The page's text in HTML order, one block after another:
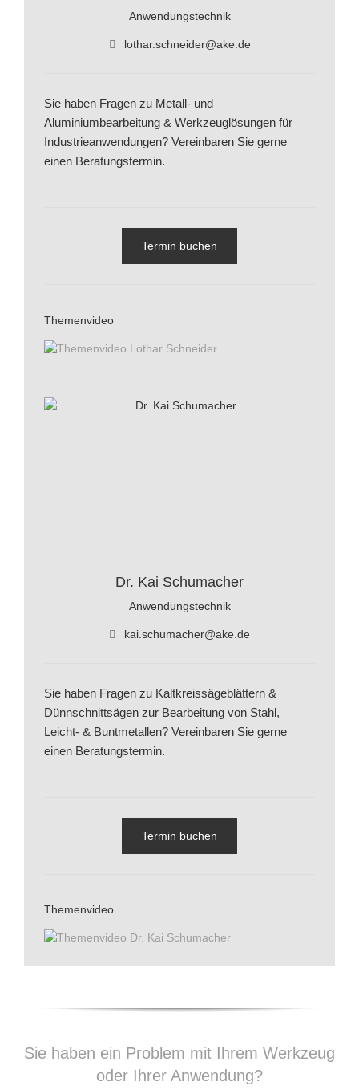
Anwendungstechnik
lothar.schneider@ake.de
Sie haben Fragen zu Metall- und
Aluminiumbearbeitung & Werkzeuglösungen für
Industrieanwendungen? Vereinbaren Sie gerne
einen Beratungstermin.
Termin buchen
Themenvideo
Dr. Kai Schumacher
Anwendungstechnik
kai.schumacher@ake.de
Sie haben Fragen zu Kaltkreissägeblättern &
Dünnschnittsägen zur Bearbeitung von Stahl,
Leicht- & Buntmetallen? Vereinbaren Sie gerne
einen Beratungstermin.
Termin buchen
Themenvideo
Sie haben ein Problem mit Ihrem Werkzeug
oder Ihrer Anwendung?